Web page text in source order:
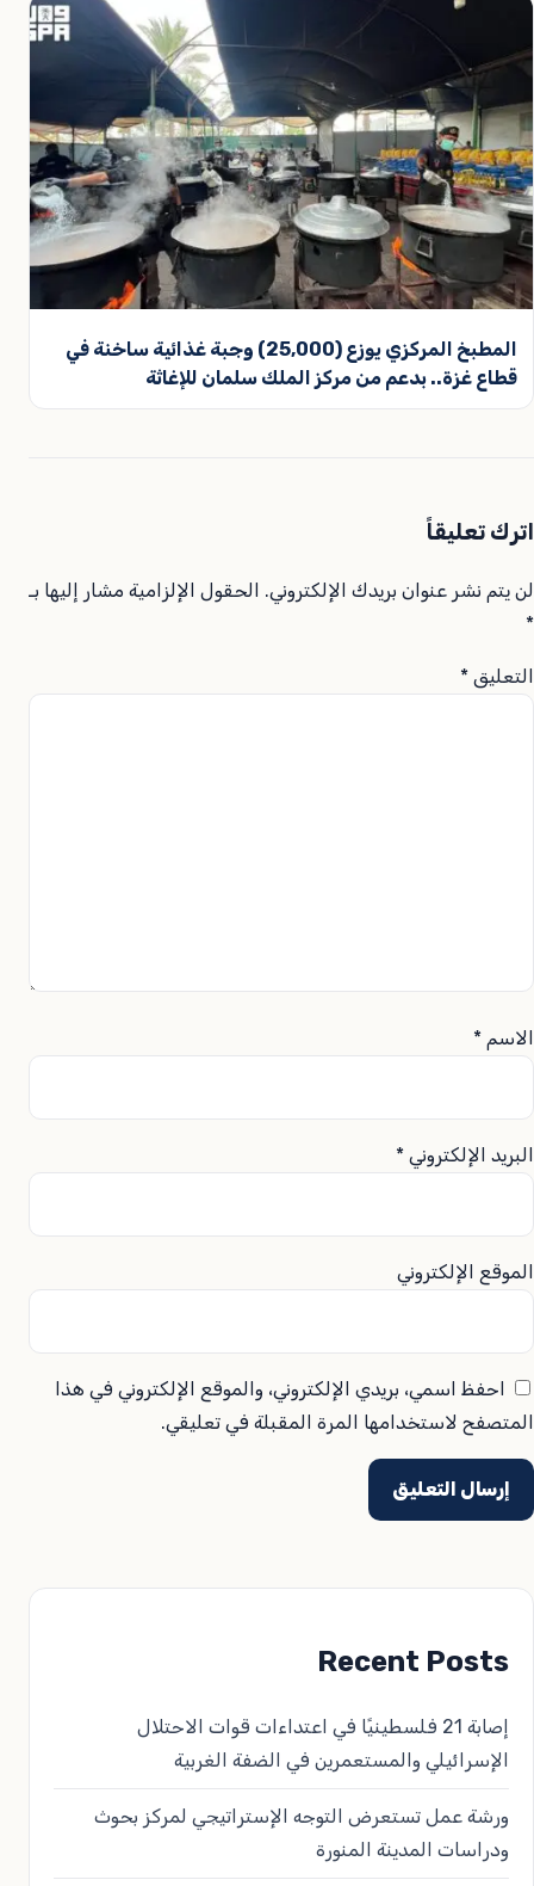
المطبخ المركزي يوزع (25,000) وجبة غذائية ساخنة في
قطاع غزة.. بدعم من مركز الملك سلمان للإغاثة
اترك تعليقاً
لن يتم نشر عنوان بريدك الإلكتروني.
الحقول الإلزامية مشار إليها بـ
*
التعليق *
الاسم *
البريد الإلكتروني *
الموقع الإلكتروني
احفظ اسمي، بريدي الإلكتروني، والموقع الإلكتروني في هذا
المتصفح لاستخدامها المرة المقبلة في تعليقي.
Recent Posts
إصابة 21 فلسطينيًا في اعتداءات قوات الاحتلال
الإسرائيلي والمستعمرين في الضفة الغربية
ورشة عمل تستعرض التوجه الإستراتيجي لمركز بحوث
ودراسات المدينة المنورة